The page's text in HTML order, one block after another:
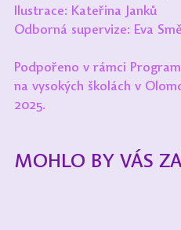
Ilustrace: Kateřina Janků
Odborná supervize: Eva
Podpořeno v rámci
na vysokých školách v
2025.
MOHLO BY VÁS